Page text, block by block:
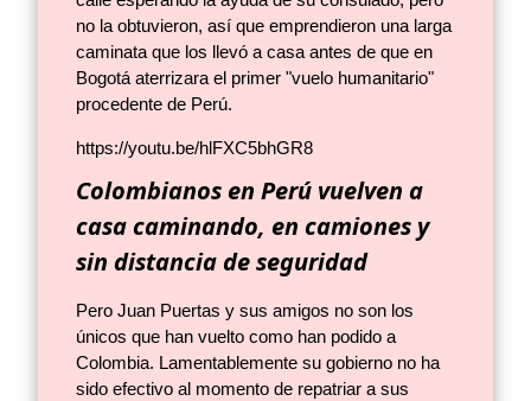
no la obtuvieron, así que emprendieron una larga
caminata que los llevó a casa antes de que en
Bogotá aterrizara el primer "vuelo humanitario"
procedente de Perú.
https://youtu.be/hlFXC5bhGR8
Colombianos en Perú vuelven a
casa caminando, en camiones y
sin distancia de seguridad
Pero Juan Puertas y sus amigos no son los
únicos que han vuelto como han podido a
Colombia. Lamentablemente su gobierno no ha
sido efectivo al momento de repatriar a sus